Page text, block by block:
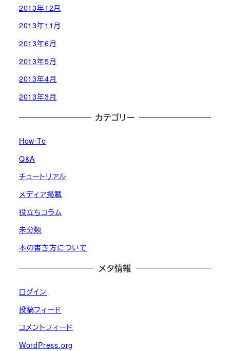
2013年12月
2013年11月
2013年6月
2013年5月
2013年4月
2013年3月
カテゴリー
How-To
Q&A
チュートリアル
メディア掲載
役立ちコラム
未分類
本の書き方について
メタ情報
ログイン
投稿フィード
コメントフィード
WordPress.org